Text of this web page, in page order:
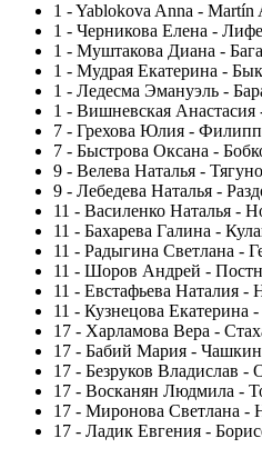
1 -Yablokova Anna - Martín
1 - Черникова Елена -
1 - Муштакова Диана -
1 - Мудрая Екатерина -
1 - Ледесма Эмануэль -
1 - Вишневская
7 - Грехова Юлия -
7 - Быстрова Оксана -
9 - Велева Наталья -
9 - Лебедева Наталья -
11 - Василенко Наталья -
11 - Бахарева Галина -
11 - Радыгина Светлана -
11 - Шоров Андрей -
11 - Евстафьева Наталия -
11 - Кузнецова Екатерина
17 - Харламова Вера -
17 - Бабий Мария -
17 - Безруков Владислав
17 - Восканян Людмила -
17 - Миронова Светлана -
17 - Ладик Евгения -